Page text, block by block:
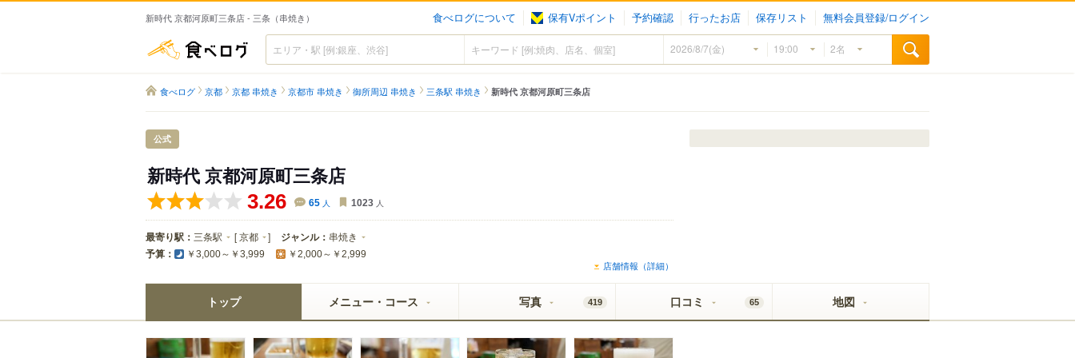
新時代 京都河原町三条店 - 三条（串焼き） 食べログについて 保有Vポイント 予約確認 行ったお店 保存リスト 無料会員登録/ログイン
食べログ
食べログ 京都 京都 串焼き 京都市 串焼き 御所周辺 串焼き 三条駅 串焼き 新時代 京都河原町三条店
公式
新時代 京都河原町三条店
3.26 65 人 1023 人
最寄り駅： 三条駅 [京都 ] ジャンル： 串焼き
予算： ￥3,000～￥3,999 ￥2,000～￥2,999
店舗情報（詳細）
トップ メニュー・コース 写真 419 口コミ 65 地図